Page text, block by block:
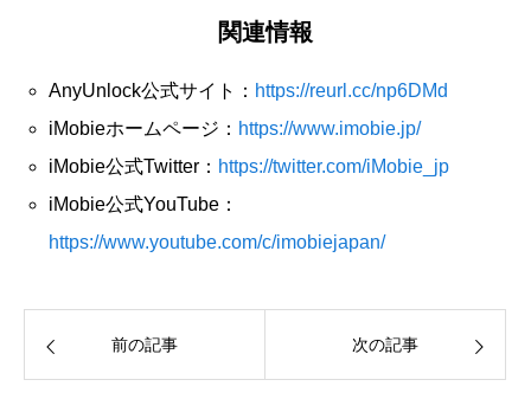
関連情報
AnyUnlock公式サイト： https://reurl.cc/np6DMd
iMobieホームページ： https://www.imobie.jp/
iMobie公式Twitter： https://twitter.com/iMobie_jp
iMobie公式YouTube：
https://www.youtube.com/c/imobiejapan/
前の記事 次の記事